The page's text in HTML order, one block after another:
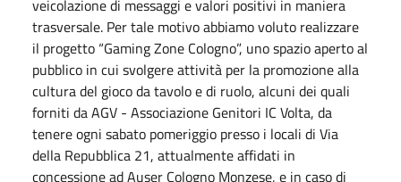
veicolazione di messaggi e valori positivi in maniera
trasversale. Per tale motivo abbiamo voluto realizzare
il progetto “Gaming Zone Cologno”, uno spazio aperto al
pubblico in cui svolgere attività per la promozione alla
cultura del gioco da tavolo e di ruolo, alcuni dei quali
forniti da AGV - Associazione Genitori IC Volta, da
tenere ogni sabato pomeriggio presso i locali di Via
della Repubblica 21, attualmente affidati in
concessione ad Auser Cologno Monzese, e in caso di